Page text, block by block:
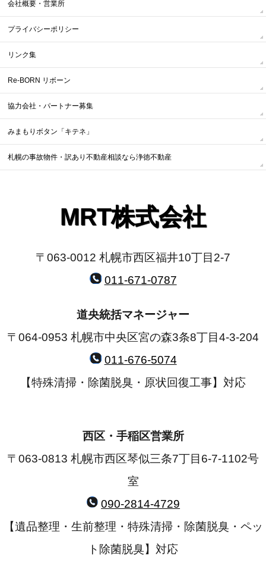
会社概要・営業所
プライバシーポリシー
リンク集
Re-BORN リボーン
協力会社・パートナー募集
みまもりボタン「キテネ」
札幌の事故物件・訳あり不動産相談なら浄徳不動産
MRT株式会社
〒063-0012 札幌市西区福井10丁目2-7
011-671-0787
道央統括マネージャー
〒064-0953 札幌市中央区宮の森3条8丁目4-3-204
011-676-5074
【特殊清掃・除菌脱臭・原状回復工事】対応
西区・手稲区営業所
〒063-0813 札幌市西区琴似三条7丁目6-7-1102号
室
090-2814-4729
【遺品整理・生前整理・特殊清掃・除菌脱臭・ペッ
ト除菌脱臭】対応